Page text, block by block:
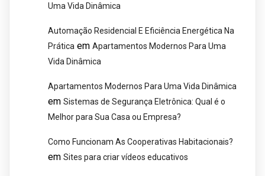
Uma Vida Dinâmica
Automação Residencial E Eficiência Energética Na
Prática em Apartamentos Modernos Para Uma
Vida Dinâmica
Apartamentos Modernos Para Uma Vida Dinâmica
em Sistemas de Segurança Eletrônica: Qual é o
Melhor para Sua Casa ou Empresa?
Como Funcionam As Cooperativas Habitacionais?
em Sites para criar vídeos educativos